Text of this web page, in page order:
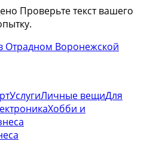
Проверьте текст вашего
Отрадном Воронежской
УслугиЛичные вещиДля
Хобби и